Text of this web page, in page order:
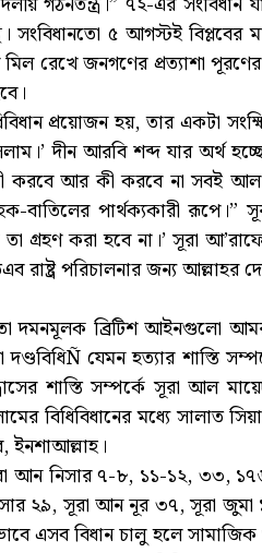
৫ আগস্টই বিপ্লবের
রেখে জনগণের প্রত্যাশা
প্রয়োজন হয়, তার একটা
দীন আরবি শব্দ যার অর্থ
করবে আর কী করবে না সবই
পার্থক্যকারী রূপে।”
করা হবে না।’ সূরা
পরিচালনার জন্য
দমনমূলক ব্রিটিশ আইনগুলো
যেমন হত্যার শাস্তি
শাস্তি সম্পর্কে সূরা আল
বিধিবিধানের মধ্যে সালাত
ইনশাআল্লাহ।
আন নিসার ৭-৮, ১১-১২, ৩৩,
২৯, সূরা আন নূর ৩৭, সূরা
এসব বিধান চালু হলে সামাজিক